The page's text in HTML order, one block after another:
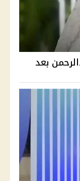
بعد